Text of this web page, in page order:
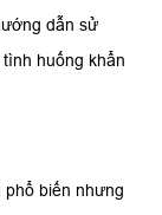
dẫn sử
huống khẩn
biến nhưng